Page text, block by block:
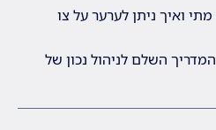
ואיך ניתן לערער על צו
השלם לניהול נכון של